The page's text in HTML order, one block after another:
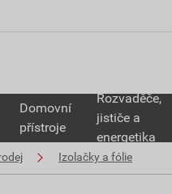
Domovní
přístroje
Rozvaděče,
jističe a
energetika
Izolačky a fólie